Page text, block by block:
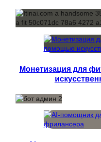
Монетизация для